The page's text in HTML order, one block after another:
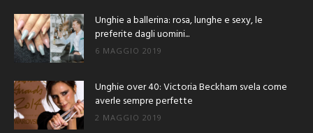
Unghie a ballerina: rosa, lunghe e sexy, le
preferite dagli uomini...
6 MAGGIO 2019
Unghie over 40: Victoria Beckham svela come
averle sempre perfette
2 MAGGIO 2019